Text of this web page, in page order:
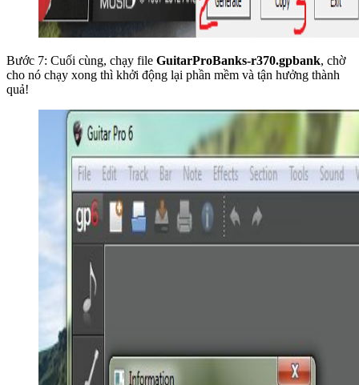
Bước 7: Cuối cùng, chạy file GuitarProBanks-r370.gpbank, chờ
cho nó chạy xong thì khởi động lại phần mềm và tận hưởng thành
quả!